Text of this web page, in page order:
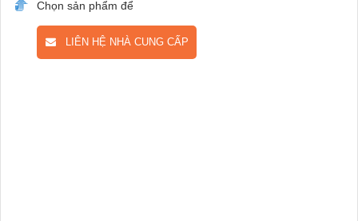
Chọn sản phẩm để
LIÊN HỆ NHÀ CUNG CẤP